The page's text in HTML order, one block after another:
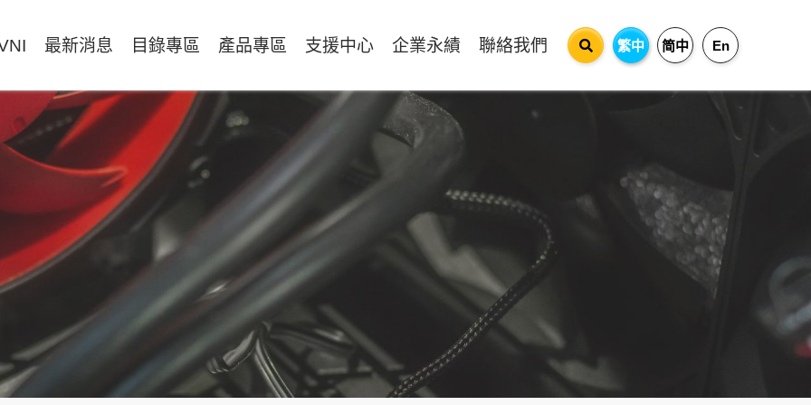
最新消息 目錄專區 產品專區 支援中心 企業永績 聯絡我們 繁中 简中 En